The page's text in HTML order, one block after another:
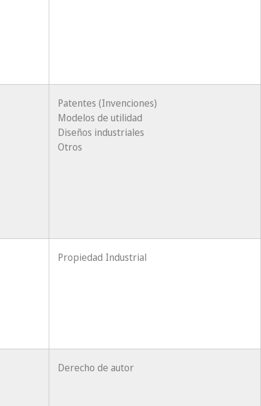
Patentes (Invenciones)
Modelos de utilidad
Diseños industriales
Otros
Propiedad Industrial
Derecho de autor